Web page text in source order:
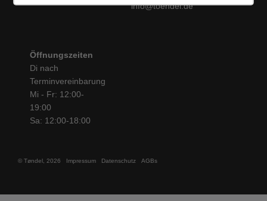
info@toendel.de
Öffnungszeiten
Di nach
Terminvereinbarung
Mi - Fr: 12:00-
19:00
Sa: 12:00-18:00
© Tøndel, 2026 Impressum Datenschutz AGBs